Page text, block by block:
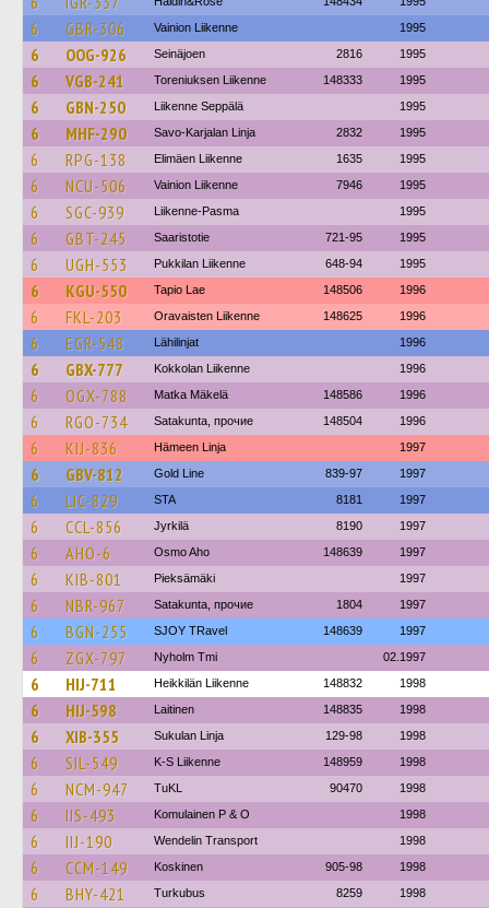
6 GBR-306 Vainion Liikenne 1995
6 OOG-926 Seinäjoen 2816 1995
6 VGB-241 Toreniuksen Liikenne 148333 1995
6 GBN-250 Liikenne Seppälä 1995
6 MHF-290 Savo-Karjalan Linja 2832 1995
6 RPG-138 Elimäen Liikenne 1635 1995
6 NCU-506 Vainion Liikenne 7946 1995
6 SGC-939 Liikenne-Pasma 1995
6 GBT-245 Saaristotie 721-95 1995
6 UGH-553 Pukkilan Liikenne 648-94 1995
6 KGU-550 Tapio Lae 148506 1996
6 FKL-203 Oravaisten Liikenne 148625 1996
6 EGR-548 Lähilinjat 1996
6 GBX-777 Kokkolan Liikenne 1996
6 OGX-788 Matka Mäkelä 148586 1996
6 RGO-734 Satakunta, прочие 148504 1996
6 KIJ-836 Hämeen Linja 1997
6 GBV-812 Gold Line 839-97 1997
6 LIC-829 STA 8181 1997
6 CCL-856 Jyrkilä 8190 1997
6 AHO-6 Osmo Aho 148639 1997
6 KIB-801 Pieksämäki 1997
6 NBR-967 Satakunta, прочие 1804 1997
6 BGN-255 SJOY TRavel 148639 1997
6 ZGX-797 Nyholm Tmi 02.1997
6 HIJ-711 Heikkilän Liikenne 148832 1998
6 HIJ-598 Laitinen 148835 1998
6 XIB-355 Sukulan Linja 129-98 1998
6 SIL-549 K-S Liikenne 148959 1998
6 NCM-947 TuKL 90470 1998
6 IIS-493 Komulainen P & O 1998
6 IIJ-190 Wendelin Transport 1998
6 CCM-149 Koskinen 905-98 1998
6 BHY-421 Turkubus 8259 1998